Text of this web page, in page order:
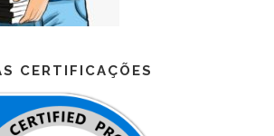
CERTIFICAÇÕES